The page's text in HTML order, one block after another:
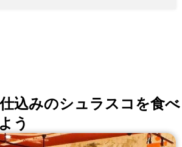
込みのシュラスコを食べ
う